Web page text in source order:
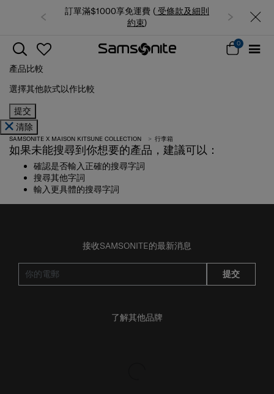
訂單滿$1000享免運費 ( 受條款及細則
約束)
0
產品比較
選擇其他款式以作比較
提交
清除
SAMSONITE X MAISON KITSUNE COLLECTION 行李箱
如果未能搜尋到你想要的產品，建議可以：
確認是否輸入正確的搜尋字詞
搜尋其他字詞
輸入更具體的搜尋字詞
接收SAMSONITE的最新消息
提交
了解其他品牌